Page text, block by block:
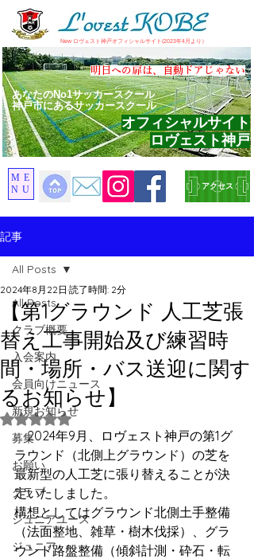
​New ロヴェスト神戸オフィシャルサイト(2023年4月より）
​明日への扉は、自動ドアじゃない
あなたのNo1サッカースクール
神戸市にあるサッカースクール
アクセス
オフィシャルサイト
ロヴェスト神戸
ME
NU
記事
All Posts
クラブ概要
入会案内
会員向けニュース
新規お知らせ
募集
お願い
クラブ
ジュニアユース
ジュニア
All Posts
【第1グラウンド 人工芝張
替え工事開始及び練習時
間・場所・バス送迎に関す
るお知らせ】
2024年8月22日 読了時間: 2分
5つ星のうちNaNと評価されています。
2024年9月、ロヴェスト神戸の第1グ
ラウンド（北側上グラウンド）の芝を
最新型の人工芝に張り替えることが決
定いたしました。
構想としてはグラウンド北側土手整備
（法面整地、雑草・樹木伐採）、グラ
ウンド路盤整備（傾斜計測・砕石・転